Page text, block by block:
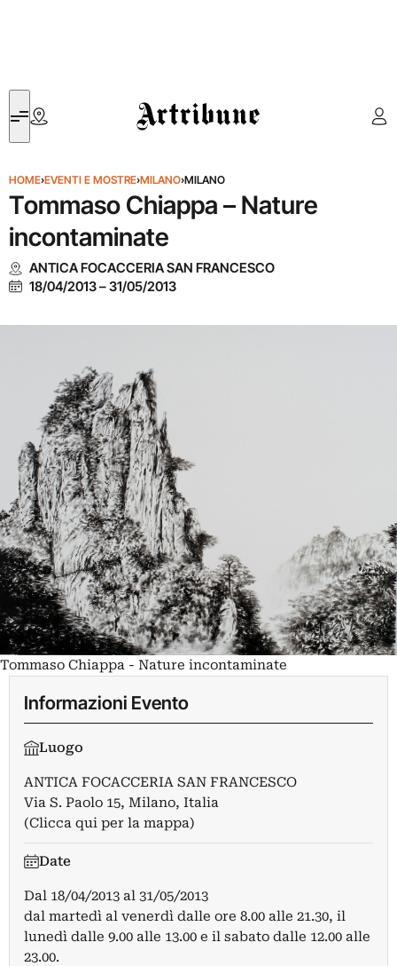
Artribune
HOME›EVENTI E MOSTRE›MILANO›MILANO
Tommaso Chiappa – Nature
incontaminate
ANTICA FOCACCERIA SAN FRANCESCO
18/04/2013–31/05/2013
Tommaso Chiappa - Nature incontaminate
Informazioni Evento
Luogo
ANTICA FOCACCERIA SAN FRANCESCO
Via S. Paolo 15, Milano, Italia
(Clicca qui per la mappa)
Date
Dal 18/04/2013 al 31/05/2013
dal martedì al venerdì dalle ore 8.00 alle 21.30, il
lunedì dalle 9.00 alle 13.00 e il sabato dalle 12.00 alle
23.00.